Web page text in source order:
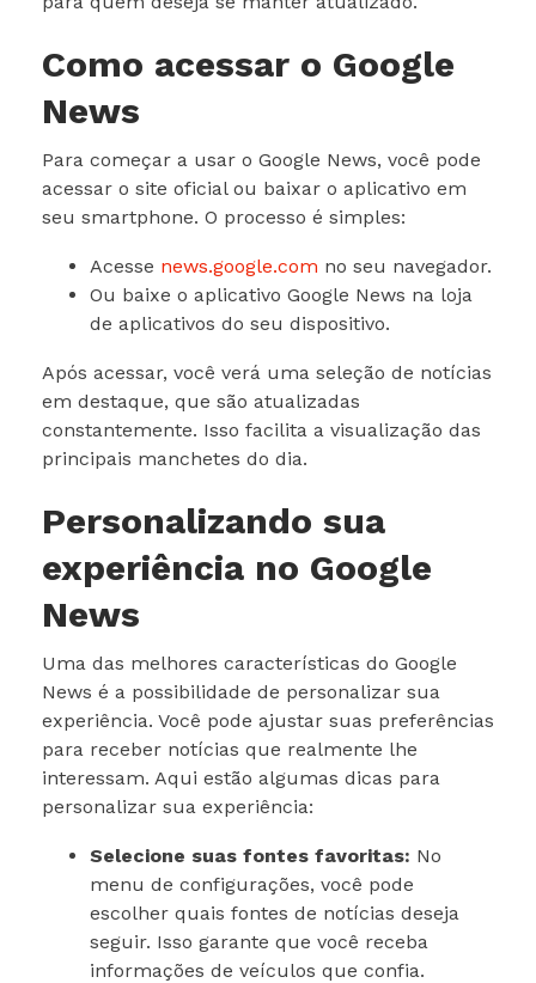
Como acessar o Google
News
Para começar a usar o Google News, você pode
acessar o site oficial ou baixar o aplicativo em
seu smartphone. O processo é simples:
Acesse news.google.com no seu navegador.
Ou baixe o aplicativo Google News na loja
de aplicativos do seu dispositivo.
Após acessar, você verá uma seleção de notícias
em destaque, que são atualizadas
constantemente. Isso facilita a visualização das
principais manchetes do dia.
Personalizando sua
experiência no Google
News
Uma das melhores características do Google
News é a possibilidade de personalizar sua
experiência. Você pode ajustar suas preferências
para receber notícias que realmente lhe
interessam. Aqui estão algumas dicas para
personalizar sua experiência:
Selecione suas fontes favoritas: No
menu de configurações, você pode
escolher quais fontes de notícias deseja
seguir. Isso garante que você receba
informações de veículos que confia.